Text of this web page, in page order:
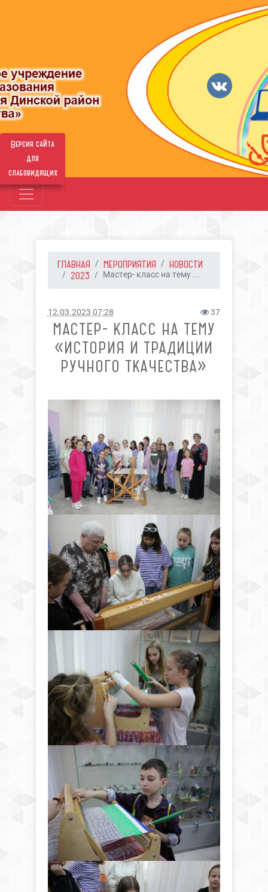
Версия сайта
для
слабовидящих
ГЛАВНАЯ МЕРОПРИЯТИЯ
НОВОСТИ
2023
Мастер- класс на тему ...
12.03.2023 07:28 37
МАСТЕР- КЛАСС НА ТЕМУ
«ИСТОРИЯ И ТРАДИЦИИ
РУЧНОГО ТКАЧЕСТВА»